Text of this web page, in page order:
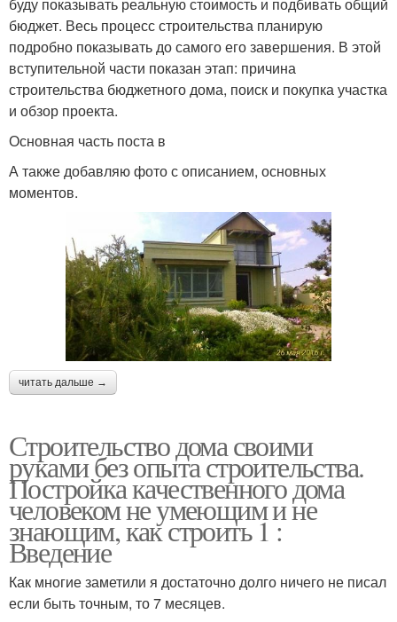
бюджет. Весь процесс строительства планирую
подробно показывать до самого его завершения. В этой
вступительной части показан этап: причина
строительства бюджетного дома, поиск и покупка участка
и обзор проекта.
Основная часть поста в
А также добавляю фото с описанием, основных
моментов.
читать дальше →
Строительство дома своими
руками без опыта строительства.
Постройка качественного дома
человеком не умеющим и не
знающим, как строить 1 :
Введение
Как многие заметили я достаточно долго ничего не писал
если быть точным, то 7 месяцев.